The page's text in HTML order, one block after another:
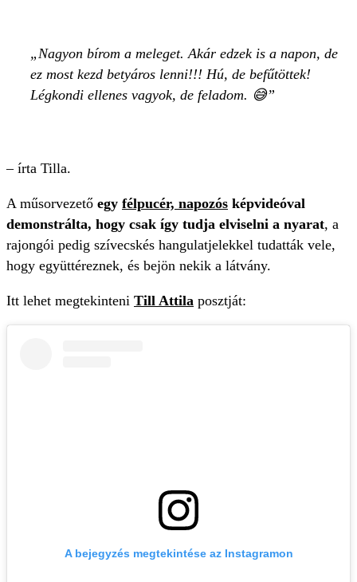
Nagyon bírom a meleget. Akár edzek is a napon, de
ez most kezd betyáros lenni!!! Hú, de befűtöttek!
Légkondi ellenes vagyok, de feladom. 😅
– írta Tilla.
A műsorvezető egy félpucér, napozós képvideóval
demonstrálta, hogy csak így tudja elviselni a nyarat, a
rajongói pedig szívecskés hangulatjelekkel tudatták vele,
hogy együttéreznek, és bejön nekik a látvány.
Itt lehet megtekinteni Till Attila posztját:
A bejegyzés megtekintése az Instagramon